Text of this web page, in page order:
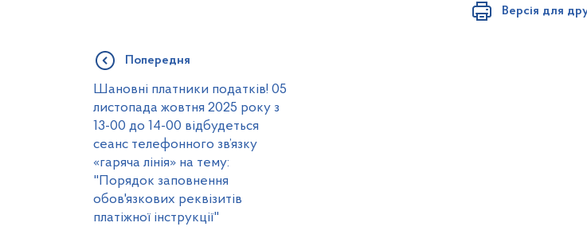
Версія для
Попередня
Шановні платники податків! 05
листопада жовтня 2025 року з
13-00 до 14-00 відбудеться
сеанс телефонного зв’язку
«гаряча лінія» на тему:
"Порядок заповнення
обов'язкових реквізитів
платіжної інструкції"